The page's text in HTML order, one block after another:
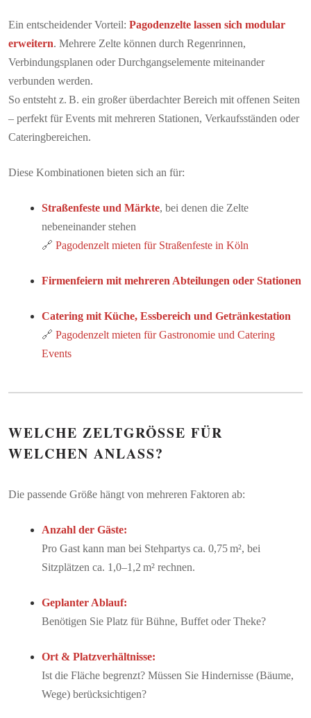
Ein entscheidender Vorteil: Pagodenzelte lassen sich modular
erweitern. Mehrere Zelte können durch Regenrinnen,
Verbindungsplanen oder Durchgangselemente miteinander
verbunden werden.
So entsteht z. B. ein großer überdachter Bereich mit offenen Seiten
– perfekt für Events mit mehreren Stationen, Verkaufsständen oder
Cateringbereichen.
Diese Kombinationen bieten sich an für:
Straßenfeste und Märkte, bei denen die Zelte
nebeneinander stehen
🔗 Pagodenzelt mieten für Straßenfeste in Köln
Firmenfeiern mit mehreren Abteilungen oder Stationen
Catering mit Küche, Essbereich und Getränkestation
🔗 Pagodenzelt mieten für Gastronomie und Catering
Events
WELCHE ZELTGRÖSSE FÜR W
ELCHEN ANLASS?
Die passende Größe hängt von mehreren Faktoren ab:
Anzahl der Gäste:
Pro Gast kann man bei Stehpartys ca. 0,75 m², bei
Sitzplätzen ca. 1,0–1,2 m² rechnen.
Geplanter Ablauf:
Benötigen Sie Platz für Bühne, Buffet oder Theke?
Ort & Platzverhältnisse:
Ist die Fläche begrenzt? Müssen Sie Hindernisse (Bäume,
Wege) berücksichtigen?